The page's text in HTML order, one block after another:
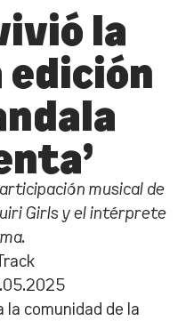
la
edición
musical de
Girls y el intérprete
la comunidad de la